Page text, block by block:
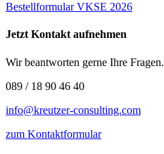
Bestellformular VKSE 2026
Jetzt Kontakt aufnehmen
Wir beantworten gerne Ihre Fragen.
089 / 18 90 46 40
info@kreutzer-consulting.com
zum Kontaktformular